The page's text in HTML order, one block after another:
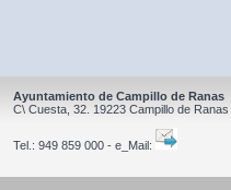
Ayuntamiento de Campillo de Ranas
C\ Cuesta, 32. 19223 Campillo de Ranas
Tel.: 949 859 000 - e_Mail: